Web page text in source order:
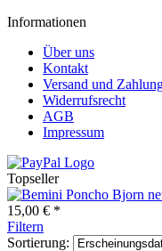
Informationen
Über uns
Kontakt
Versand und
Widerrufsrecht
AGB
Impressum
Topseller
15,00 € *
Filtern
Sortierung: